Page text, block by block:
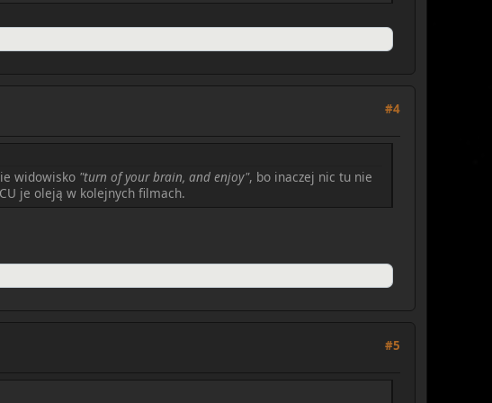
#4
widowisko "turn of your brain, and enjoy", bo inaczej nic tu nie
je oleją w kolejnych filmach.
#5